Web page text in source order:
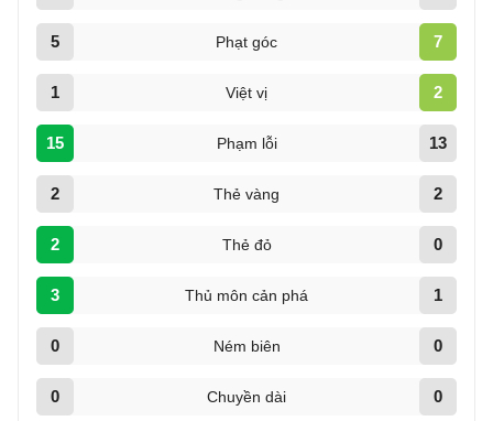
5 Phạt góc 7
1 Việt vị 2
15 Phạm lỗi 13
2 Thẻ vàng 2
2 Thẻ đỏ 0
3 Thủ môn cản phá 1
0 Ném biên 0
0 Chuyền dài 0